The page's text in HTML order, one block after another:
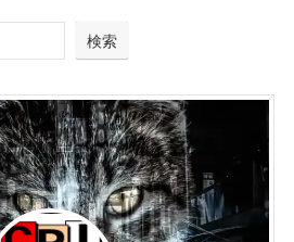
検索